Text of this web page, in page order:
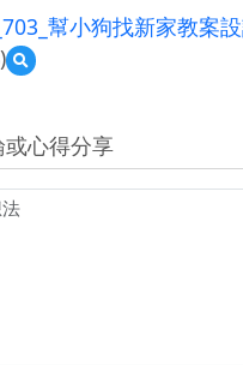
幫小狗找新家教案
預
覽
小
狗
找
心得分享